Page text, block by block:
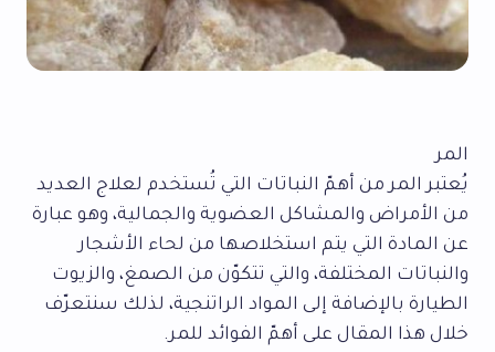
المر
يُعتبر المر من أهمّ النباتات التي تُستخدم لعلاج العديد
من الأمراض والمشاكل العضوية والجمالية، وهو عبارة
عن المادة التي يتم استخلاصها من لحاء الأشجار
والنباتات المختلفة، والتي تتكوّن من الصمغ، والزيوت
الطيارة بالإضافة إلى المواد الراتنجية، لذلك سنتعرّف
خلال هذا المقال على أهمّ الفوائد للمر.